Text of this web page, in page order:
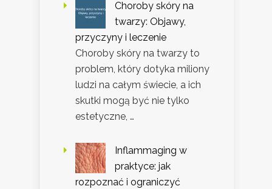
Choroby skóry na
twarzy: Objawy,
przyczyny i leczenie
Choroby skóry na twarzy to
problem, który dotyka miliony
ludzi na całym świecie, a ich
skutki mogą być nie tylko
estetyczne, …
Inflammaging w
praktyce: jak
rozpoznać i ograniczyć